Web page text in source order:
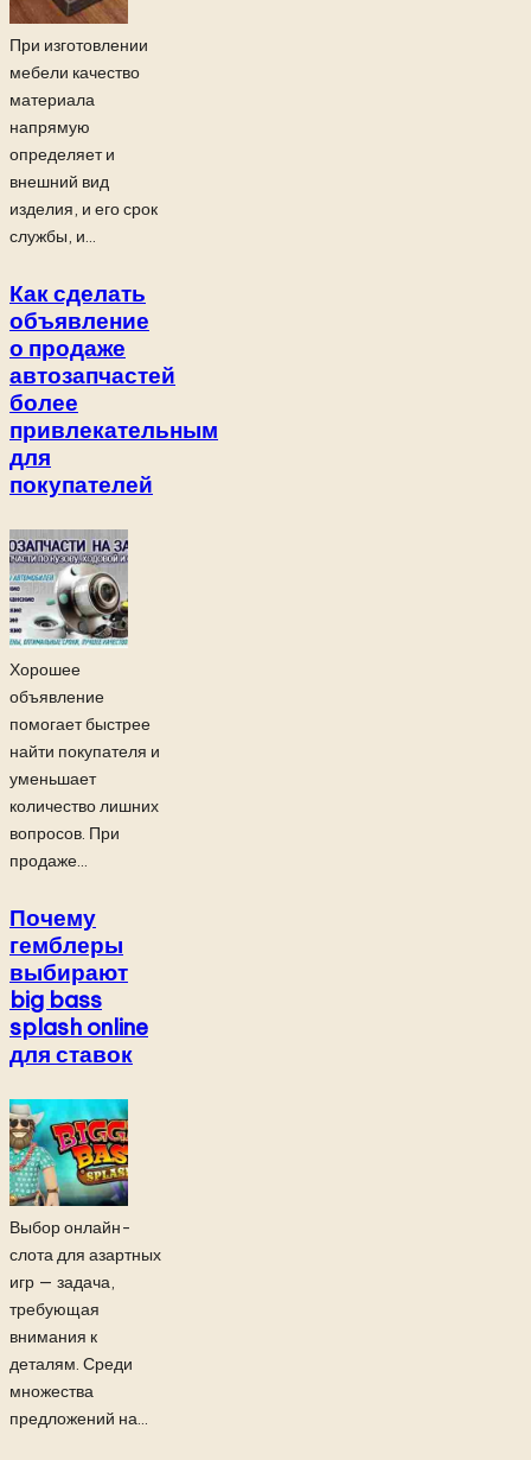
При изготовлении
мебели качество
материала
напрямую
определяет и
внешний вид
изделия, и его срок
службы, и...
Как сделать
объявление
о продаже
автозапчастей
более
привлекательным
для
покупателей
Хорошее
объявление
помогает быстрее
найти покупателя и
уменьшает
количество лишних
вопросов. При
продаже...
Почему
гемблеры
выбирают
big bass
splash online
для ставок
Выбор онлайн-
слота для азартных
игр — задача,
требующая
внимания к
деталям. Среди
множества
предложений на...